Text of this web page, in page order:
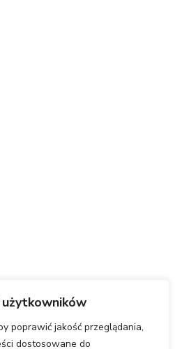
poprawić jakość przeglądania,
dostosowane do